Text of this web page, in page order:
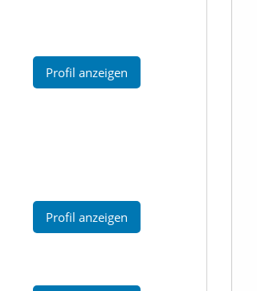
Profil anzeigen
Profil anzeigen